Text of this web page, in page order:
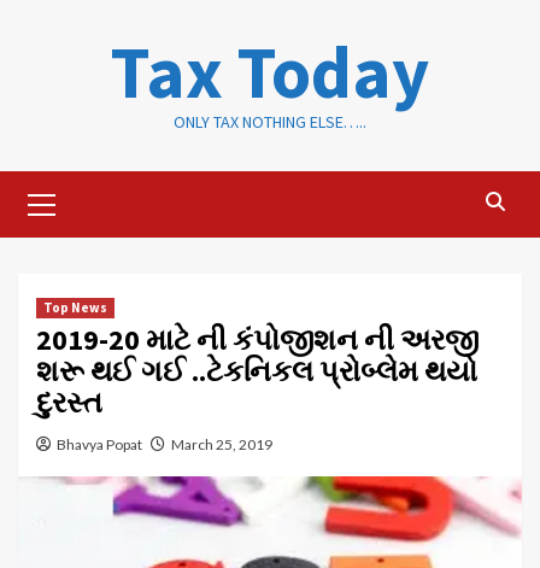
Tax Today
ONLY TAX NOTHING ELSE…..
Menu
Top News
2019-20 માટે ની કંપોજીશન ની અરજી
શરૂ થઈ ગઈ ..ટેકનિકલ પ્રોબ્લેમ થયો
દુરસ્ત
Bhavya Popat March 25, 2019